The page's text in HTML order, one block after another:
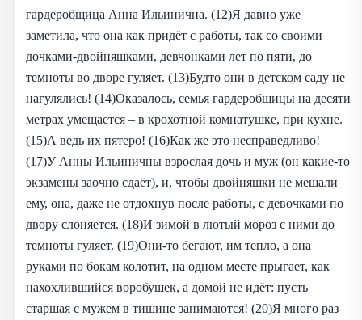
гардеробщица Анна Ильинична. (12)Я давно уже
заметила, что она как придёт с работы, так со своими
дочками-двойняшками, девчонками лет по пяти, до
темноты во дворе гуляет. (13)Будто они в детском саду не
нагулялись! (14)Оказалось, семья гардеробщицы на десяти
метрах умещается – в крохотной комнатушке, при кухне.
(15)А ведь их пятеро! (16)Как же это несправедливо!
(17)У Анны Ильиничны взрослая дочь и муж (он какие-то
экзамены заочно сдаёт), и, чтобы двойняшки не мешали
ему, она, даже не отдохнув после работы, с девочками по
двору слоняется. (18)И зимой в лютый мороз с ними до
темноты гуляет. (19)Они-то бегают, им тепло, а она
руками по бокам колотит, на одном месте прыгает, как
нахохлившийся воробушек, а домой не идёт: пусть
старшая с мужем в тишине занимаются! (20)Я много раз